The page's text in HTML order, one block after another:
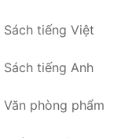
Sách tiếng Việt
Sách tiếng Anh
Văn phòng phẩm